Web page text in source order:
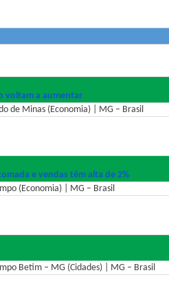
voltam a aumentar
de Minas (Economia) | MG – Brasil
e vendas têm alta de 2%
(Economia) | MG – Brasil
Betim – MG (Cidades) | MG – Brasil